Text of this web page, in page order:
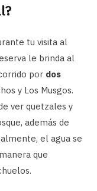
tu visita al
le brinda al
por dos
y Los Musgos.
ver quetzales y
además de
el agua se
que